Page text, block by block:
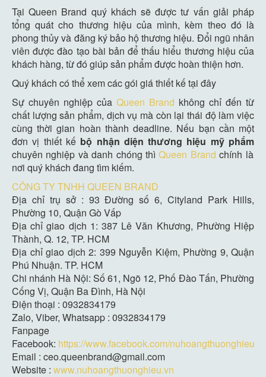
Tại Queen Brand quý khách sẽ được tư vấn giải pháp
tổng quát cho thương hiệu của mình, kèm theo đó là
phong thủy và đăng ký bảo hộ thương hiệu. Đổi ngũ nhân
viên được đào tạo bài bản để thấu hiểu thương hiệu của
khách hàng, từ đó giúp sản phẩm được hoàn thiện hơn.
Quý khách có thể xem các gói giá thiết kếtại đây
Sự chuyên nghiệp của Queen Brand không chỉ đến từ
chất lượng sản phẩm, dịch vụ mà còn lại thái độ làm việc
cùng thời gian hoàn thành deadline. Nếu bạn cần một
đơn vị thiết kế bộ nhận diện thương hiệu mỹ phẩm
chuyên nghiệp và danh chóng thìQueen Brand chính là
nơi quý khách đang tìm kiếm.
CÔNG TY TNHH QUEEN BRAND
Địa chỉ trụ sở : 93 Đường số 6, Cityland Park Hills,
Phường 10, Quận Gò Vấp
Địa chỉ giao dịch 1: 387 Lê Văn Khương, Phường Hiệp
Thành, Q. 12, TP. HCM
Địa chỉ giao dịch 2: 399 Nguyễn Kiệm, Phường 9, Quận
Phú Nhuận. TP. HCM
Chi nhánh Hà Nội: Số 61, Ngõ 12, Phố Đào Tấn, Phường
Cống Vị, Quận Ba Đình, Hà Nội
Điện thoại : 0932834179
Zalo, Viber, Whatsapp : 0932834179
Fanpage
Facebook: https://www.facebook.com/nuhoangthuonghieu
Email : ceo.queenbrand@gmail.com
Website : www.nuhoangthuonghieu.vn